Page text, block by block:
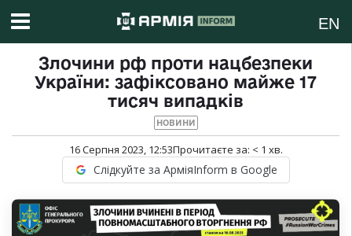
EN
Злочини рф проти нацбезпеки
України: зафіксовано майже 17
тисяч випадків
НОВИНИ
16 Серпня 2023, 12:53Прочитаєте за: < 1 хв.
Слідкуйте за АрміяInform в Google